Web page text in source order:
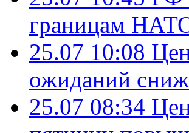
границам
25.07 10:08
ожиданий
25.07 08:34